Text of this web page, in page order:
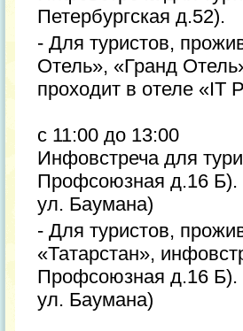
Петербургская д.52).
- Для туристов,
Отель», «Гранд
проходит в отеле «IT
с 11:00 до 13:00
Инфовстреча для
Профсоюзная д.16 Б).
ул. Баумана)
- Для туристов,
«Татарстан»,
Профсоюзная д.16 Б).
ул. Баумана)